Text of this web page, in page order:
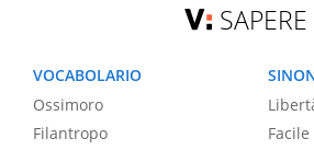
SAPERE
VOCABOLARIO
Ossimoro
Filantropo
Facile